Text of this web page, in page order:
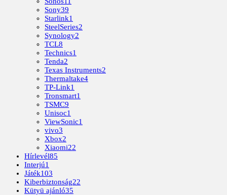
Sony39
Starlink1
SteelSeries2
Synology2
TCL8
Technics1
Tenda2
Texas Instruments2
Thermaltake4
TP-Link1
Tronsmart1
TSMC9
Unisoc1
ViewSonic1
vivo3
Xbox2
Xiaomi22
Hírlevél85
Interjú1
Játék103
Kiberbiztonság22
Kütyü ajánló35